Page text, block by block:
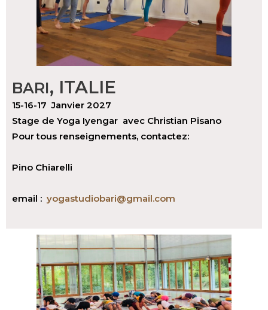
BARI, ITALIE
15-16-17 Janvier 2027
Stage de Yoga Iyengar avec Christian Pisano
Pour tous renseignements, contactez:
Pino Chiarelli
email : yogastudiobari@gmail.com